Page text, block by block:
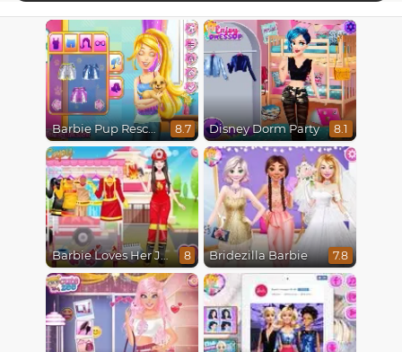
Barbie Pup Rescue 8.7 Disney Dorm Party 8.1
Barbie Loves Her Job 8 Bridezilla Barbie 7.8